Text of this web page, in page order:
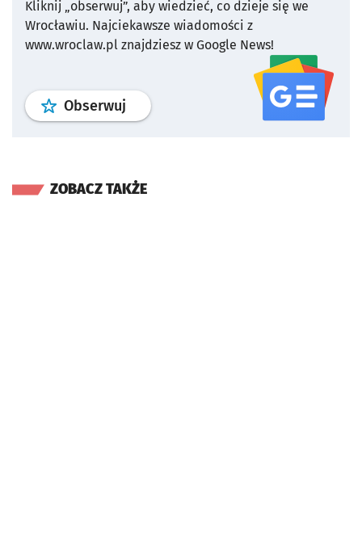
Kliknij „obserwuj”, aby wiedzieć, co dzieje się we
Wrocławiu. Najciekawsze wiadomości z
www.wroclaw.pl znajdziesz w Google News!
Obserwuj profil serwisu
ZOBACZ TAKŻE